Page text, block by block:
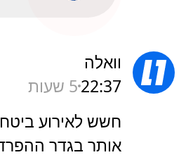
וואלה
22:375 שעות
חשש לאירוע
אותר בגדר